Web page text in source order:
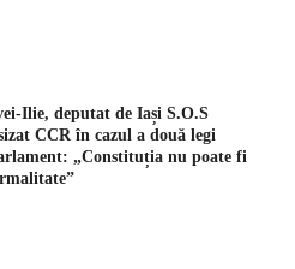
Ilie, deputat de Iași S.O.S
CCR în cazul a două legi
„Constituția nu poate fi